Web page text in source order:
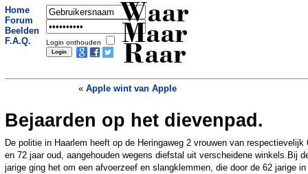
Home
Forum
Beelden
F.A.Q.
Login onthouden
Waar
Maar
Raar
« Apple wint van Apple
Bush kende geen voetbal»
Bejaarden op het dievenpad.
De politie in Haarlem heeft op de Heringaweg 2 vrouwen van respectievelijk
en 72 jaar oud, aangehouden wegens diefstal uit verscheidene winkels.Bij
jarige ging het om een afvoerzeef en slangklemmen, die door de 62 jarige in